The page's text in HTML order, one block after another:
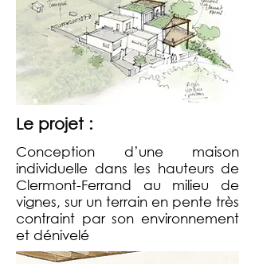
Le projet :
Conception d’une maison
individuelle dans les hauteurs de
Clermont-Ferrand au milieu de
vignes, sur un terrain en pente très
contraint par son environnement
et dénivelé